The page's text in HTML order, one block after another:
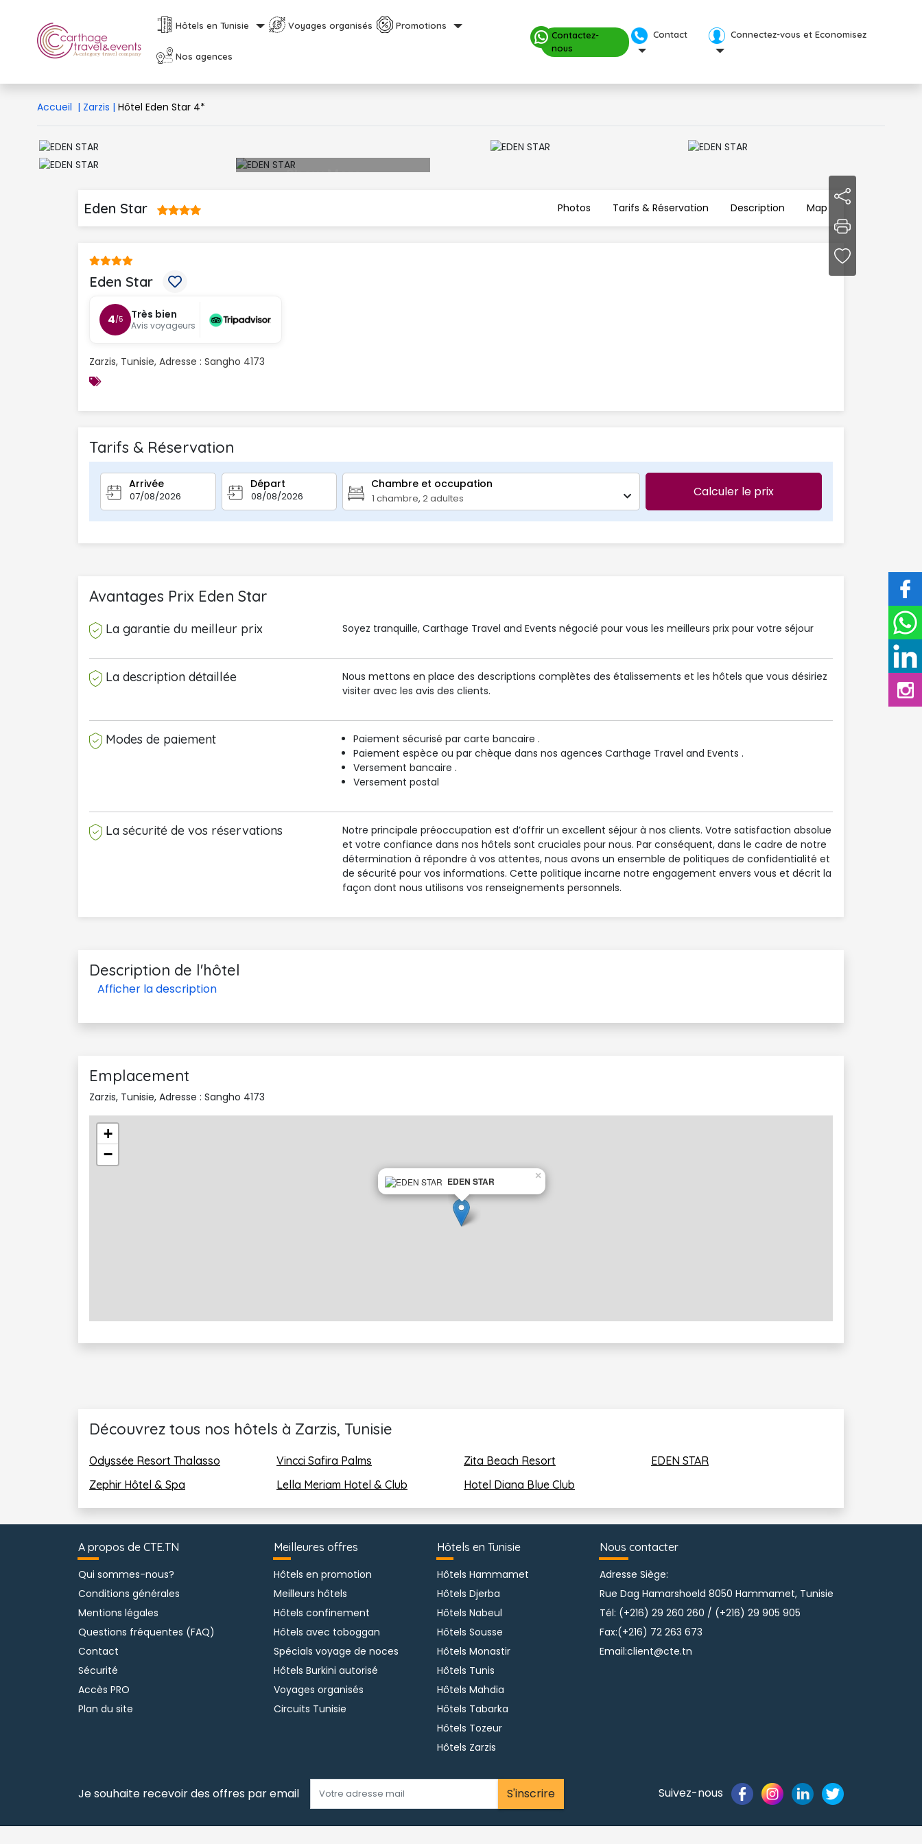
Hôtels en Tunisie Voyages organisés Promotions
Nos agences
Contactez-
nous
Contact Connectez-vous et Economisez
Accueil | Zarzis | Hôtel Eden Star 4*
Eden Star Photos Tarifs & Réservation Description Map
Eden Star
4/5 Très bien
Avis voyageurs
Zarzis, Tunisie, Adresse : Sangho 4173
Tarifs & Réservation
Arrivée Départ Chambre et occupation
1 chambre,2adultes Calculer le prix
Avantages Prix Eden Star
La garantie du meilleur prix Soyez tranquille, Carthage Travel and Events négocié pour vous les meilleurs prix pour votre séjour
La description détaillée
Nous mettons en place des descriptions complètes des étalissements et les hôtels que vous désiriez
visiter avec les avis des clients.
Modes de paiement
Paiement sécurisé par carte bancaire .
Paiement espèce ou par chèque dans nos agences Carthage Travel and Events .
Versement bancaire .
Versement postal
La sécurité de vos réservations
Notre principale préoccupation est d’offrir un excellent séjour à nos clients. Votre satisfaction absolue
et votre confiance dans nos hôtels sont cruciales pour nous. Par conséquent, dans le cadre de notre
détermination à répondre à vos attentes, nous avons un ensemble de politiques de confidentialité et
de sécurité pour vos informations. Cette politique incarne notre engagement envers vous et décrit la
façon dont nous utilisons vos renseignements personnels.
Description de l'hôtel
Emplacement
Zarzis, Tunisie, Adresse : Sangho 4173
EDEN STAR ×
+
−
Découvrez tous nos hôtels à Zarzis, Tunisie
Odyssée Resort Thalasso Vincci Safira Palms Zita Beach Resort
EDEN STAR
Zephir Hôtel & Spa
Lella Meriam Hotel & Club Hotel Diana Blue Club
A propos de CTE.TN
Qui sommes-nous?
Conditions générales
Mentions légales
Questions fréquentes (FAQ)
Contact
Sécurité
Accès PRO
Plan du site
Meilleures offres
Hôtels en promotion
Meilleurs hôtels
Hôtels confinement
Hôtels avec toboggan
Spécials voyage de noces
Hôtels Burkini autorisé
Voyages organisés
Circuits Tunisie
Hôtels en Tunisie
Hôtels Hammamet
Hôtels Djerba
Hôtels Nabeul
Hôtels Sousse
Hôtels Monastir
Hôtels Tunis
Hôtels Mahdia
Hôtels Tabarka
Hôtels Tozeur
Hôtels Zarzis
Nous contacter
Adresse Siège:
Rue Dag Hamarshoeld 8050 Hammamet, Tunisie
Tél: (+216) 29 260 260 / (+216) 29 905 905
Fax:(+216) 72 263 673
Email:client@cte.tn
Je souhaite recevoir des offres par email S'inscrire Suivez-nous